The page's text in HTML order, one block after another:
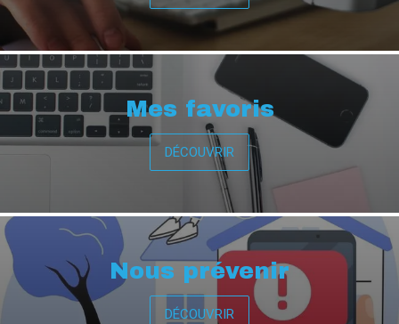
Mes favoris
DÉCOUVRIR
Nous prévenir
DÉCOUVRIR